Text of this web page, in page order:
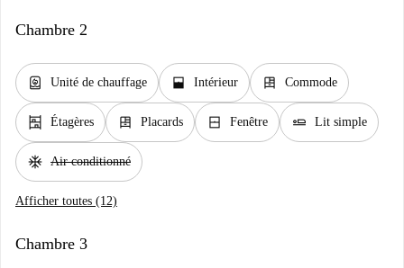
Chambre 2
water_heater Unité de chauffage window_open Intérieur dresser Commode
shelves Étagères dresser Placards window_closed Fenêtre airline_seat_flat Lit simple
ac_unit Air conditionné
Afficher toutes (12)
Chambre 3